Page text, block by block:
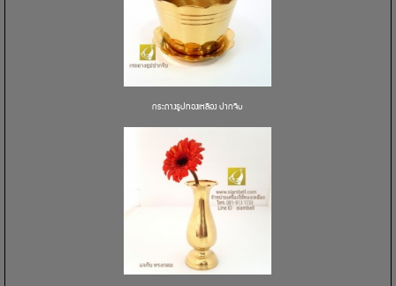
กระถางธูปทองเหลือง ปากจีบ